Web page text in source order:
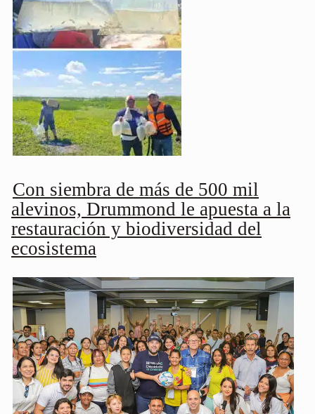
Con siembra de más de 500 mil
alevinos, Drummond le apuesta a la
restauración y biodiversidad del
ecosistema